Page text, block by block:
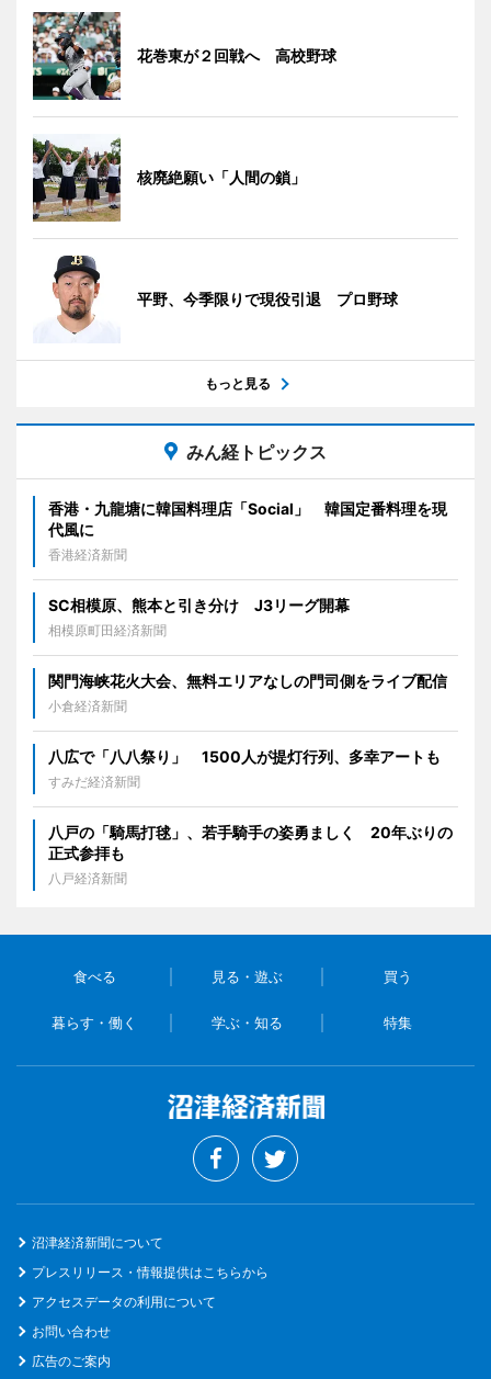
花巻東が２回戦へ 高校野球
核廃絶願い「人間の鎖」
平野、今季限りで現役引退 プロ野球
もっと見る
みん経トピックス
香港・九龍塘に韓国料理店「Social」 韓国定番料理を現
代風に
香港経済新聞
SC相模原、熊本と引き分け J3リーグ開幕
相模原町田経済新聞
関門海峡花火大会、無料エリアなしの門司側をライブ配信
小倉経済新聞
八広で「八八祭り」 1500人が提灯行列、多幸アートも
すみだ経済新聞
八戸の「騎馬打毬」、若手騎手の姿勇ましく 20年ぶりの
正式参拝も
八戸経済新聞
食べる 見る・遊ぶ 買う
暮らす・働く 学ぶ・知る 特集
沼津経済新聞について
プレスリリース・情報提供はこちらから
アクセスデータの利用について
お問い合わせ
広告のご案内